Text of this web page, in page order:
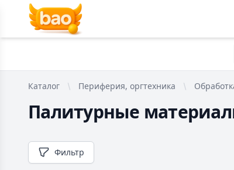
Каталог Периферия, оргтехника
Палитурные
Фильтр